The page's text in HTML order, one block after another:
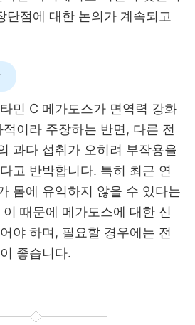
단점에 대한 논의가 계속되고
민 C 메가도스가 면역력 강화
이라 주장하는 반면, 다른 전
과다 섭취가 오히려 부작용을
고 반박합니다. 특히 최근 연
몸에 유익하지 않을 수 있다는
때문에 메가도스에 대한 신
야 하며, 필요할 경우에는 전
좋습니다.